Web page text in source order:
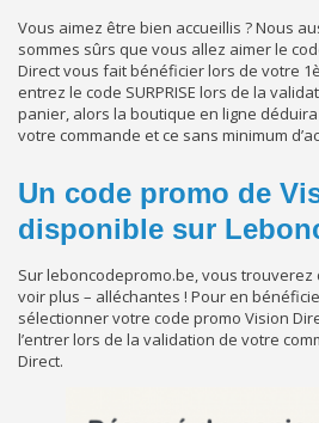
Vous aimez être bien accueillis ? Nous
sommes sûrs que vous allez aimer le
Direct vous fait bénéficier lors de votre
entrez le code SURPRISE lors de la
panier, alors la boutique en ligne
votre commande et ce sans minimum
Un code promo de
disponible sur
Sur leboncodepromo.be, vous trouverez
voir plus – alléchantes ! Pour en
sélectionner votre code promo Vision
l’entrer lors de la validation de votre
Direct.